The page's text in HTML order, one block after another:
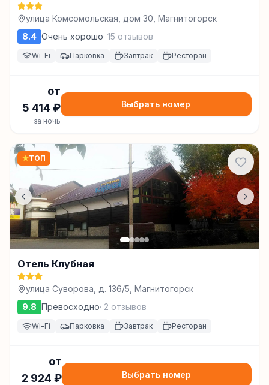
улица Комсомольская, дом 30, Магнитогорск
8.4 Очень хорошо· 15 отзывов
Wi-Fi Парковка Завтрак Ресторан
от
5 414 ₽
за ночь
Выбрать номер
★ТОП
Отель Клубная
улица Суворова, д. 136/5, Магнитогорск
9.8 Превосходно· 2 отзывов
Wi-Fi Парковка Завтрак Ресторан
от
2 924 ₽ Выбрать номер